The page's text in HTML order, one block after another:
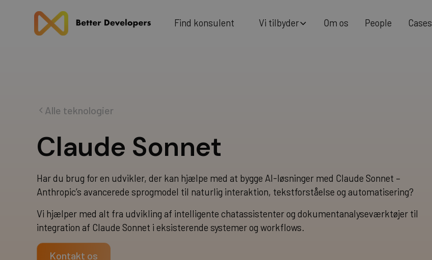
Find konsulent Vi tilbyder Om os People Cases
Alle teknologier
Claude Sonnet
Har du brug for en udvikler, der kan hjælpe med at bygge AI-løsninger med Claude Sonnet –
Anthropic’s avancerede sprogmodel til naturlig interaktion, tekstforståelse og automatisering?
Vi hjælper med alt fra udvikling af intelligente chatassistenter og dokumentanalyseværktøjer til
integration af Claude Sonnet i eksisterende systemer og workflows.
Kontakt os